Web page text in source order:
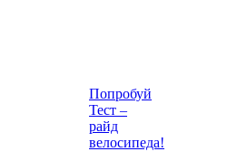
Попробуй
Тест –
райд
велосипеда!